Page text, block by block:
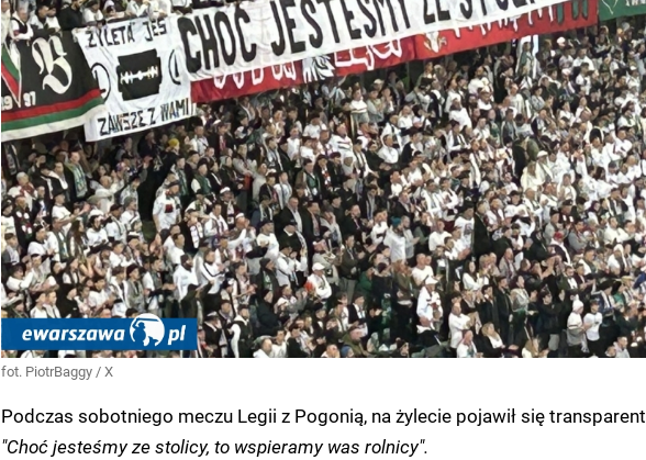
fot. PiotrBaggy / X
Podczas sobotniego meczu Legii z Pogonią, na żylecie pojawił się transparent
"Choć jesteśmy ze stolicy, to wspieramy was rolnicy".